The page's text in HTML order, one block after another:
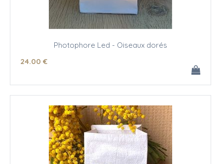
Photophore Led - Oiseaux dorés
24.00 €